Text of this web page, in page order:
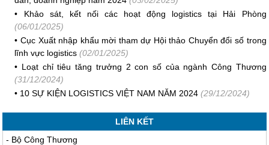
• Khảo sát, kết nối các hoạt động logistics tại Hải Phòng
(06/01/2025)
•Cục Xuất nhập khẩu mời tham dự Hội thảo Chuyển đổi số trong
lĩnh vực logistics (02/01/2025)
• Loạt chỉ tiêu tăng trưởng 2 con số của ngành Công Thương
(31/12/2024)
• 10 SỰ KIỆN LOGISTICS VIỆT NAM NĂM 2024 (29/12/2024)
LIÊN KẾT
- Bộ Công Thương